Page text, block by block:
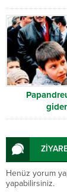
Henüz yorum
yapabilirsiniz.